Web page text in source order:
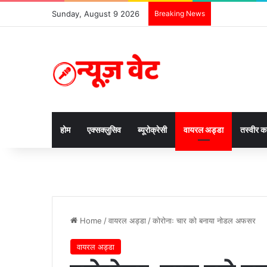
Sunday, August 9 2026 Breaking News
होम एक्सक्लुसिव ब्यूरोक्रेसी वायरल अड्डा तस्वीर
Home /वायरल अड्डा /कोरोनाः चार को बनाया नोडल अफसर
वायरल अड्डा